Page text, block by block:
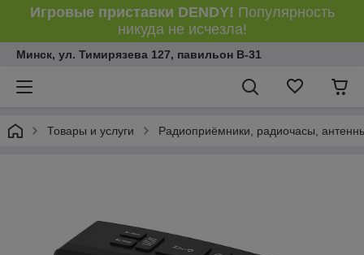
Игровые приставки DENDY! Популярность
никуда не исчезла!
Минск, ул. Тимирязева 127, павильон В-31
Товары и услуги Радиоприёмники, радиочасы,